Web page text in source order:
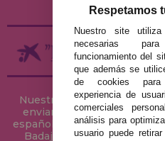
Nuestra tienda de puzzles
enviamos tus puzzles a
español: Álava, Albacete,
Badajoz, Baleares,
Respetamos
Nuestro site
necesarias
funcionamiento del
que además se
de cookies para
experiencia de
comerciales
análisis para
usuario puede